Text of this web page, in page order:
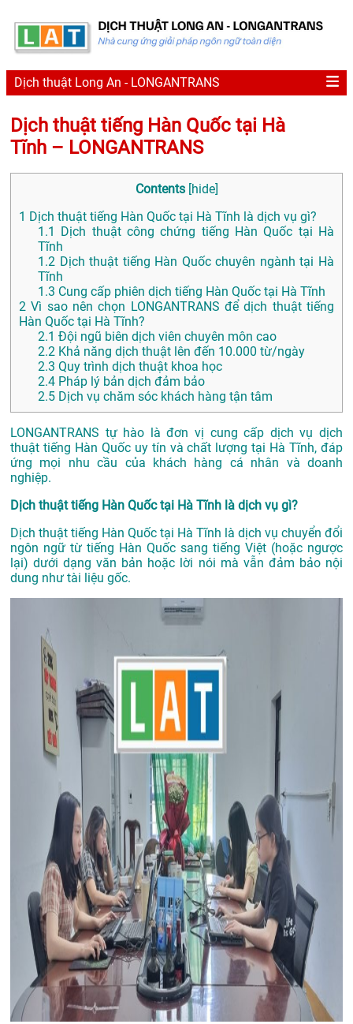
Dịch thuật Long An - LONGANTRANS
Dịch thuật tiếng Hàn Quốc tại Hà
Tĩnh – LONGANTRANS
Contents [hide]
1 Dịch thuật tiếng Hàn Quốc tại Hà Tĩnh là dịch vụ gì?
1.1
Dịch thuật công chứng tiếng Hàn Quốc tại Hà
Tĩnh
1.2 Dịch thuật tiếng Hàn Quốc chuyên ngành tại Hà
Tĩnh
1.3 Cung cấp phiên dịch tiếng Hàn Quốc tại Hà Tĩnh
2 Vì sao nên chọn LONGANTRANS để dịch thuật tiếng
Hàn Quốc tại Hà Tĩnh?
2.1 Đội ngũ biên dịch viên chuyên môn cao
2.2 Khả năng dịch thuật lên đến 10.000 từ/ngày
2.3 Quy trình dịch thuật khoa học
2.4 Pháp lý bản dịch đảm bảo
2.5 Dịch vụ chăm sóc khách hàng tận tâm
LONGANTRANS tự hào là đơn vị cung cấp dịch vụ dịch
thuật tiếng Hàn Quốc uy tín và chất lượng tại Hà Tĩnh, đáp
ứng mọi nhu cầu của khách hàng cá nhân và doanh
nghiệp.
Dịch thuật tiếng Hàn Quốc tại Hà Tĩnh là dịch vụ gì?
Dịch thuật tiếng Hàn Quốc tại Hà Tĩnh là dịch vụ chuyển đổi
ngôn ngữ từ tiếng Hàn Quốc sang tiếng Việt (hoặc ngược
lại) dưới dạng văn bản hoặc lời nói mà vẫn đảm bảo nội
dung như tài liệu gốc.